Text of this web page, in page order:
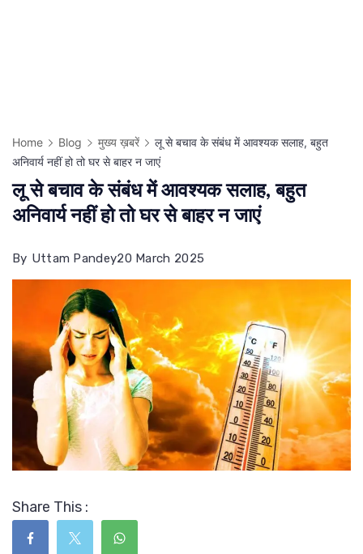
Home Blog मुख्य ख़बरें
लू से बचाव के संबंध में आवश्यक सलाह, बहुत
अनिवार्य नहीं हो तो घर से बाहर न जाएं
लू से बचाव के संबंध में आवश्यक सलाह, बहुत
अनिवार्य नहीं हो तो घर से बाहर न जाएं
By Uttam Pandey20 March 2025
Share This :